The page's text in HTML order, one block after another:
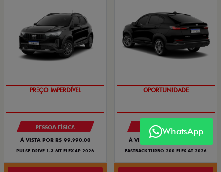
PREÇO IMPERDÍVEL
PESSOA FÍSICA
À VISTA POR R$ 99.990,00
PULSE DRIVE 1.3 MT FLEX 4P 2026
OPORTUNIDADE
PESSOA FÍSICA
À VISTA POR R$ 119.990,00
FASTBACK TURBO 200 FLEX AT 2026
WhatsApp